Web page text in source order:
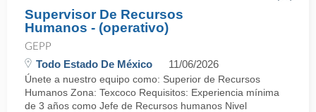
Supervisor De Recursos
Humanos - (operativo)
GEPP
Todo Estado De México 11/06/2026
Únete a nuestro equipo como: Superior de Recursos
Humanos Zona: Texcoco Requisitos: Experiencia mínima
de 3 años como Jefe de Recursos humanos Nivel